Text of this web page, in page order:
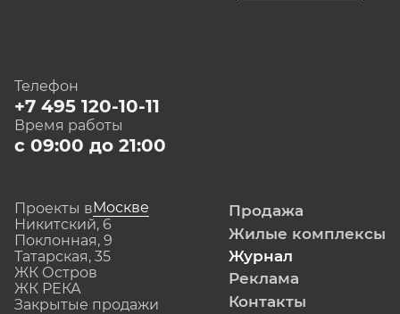
Телефон
+7 495 120-10-11
Время работы
с 09:00 до 21:00
Проекты вМоскве
Никитский, 6
Поклонная, 9
Татарская, 35
ЖК Остров
ЖК РЕКА
Закрытые продажи
Продажа
Жилые комплексы
Журнал
Реклама
Контакты